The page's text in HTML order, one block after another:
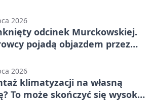
2026
odcinek Murckowskiej.
pojadą objazdem przez
2026
klimatyzacji na własną
To może skończyć się wysoką